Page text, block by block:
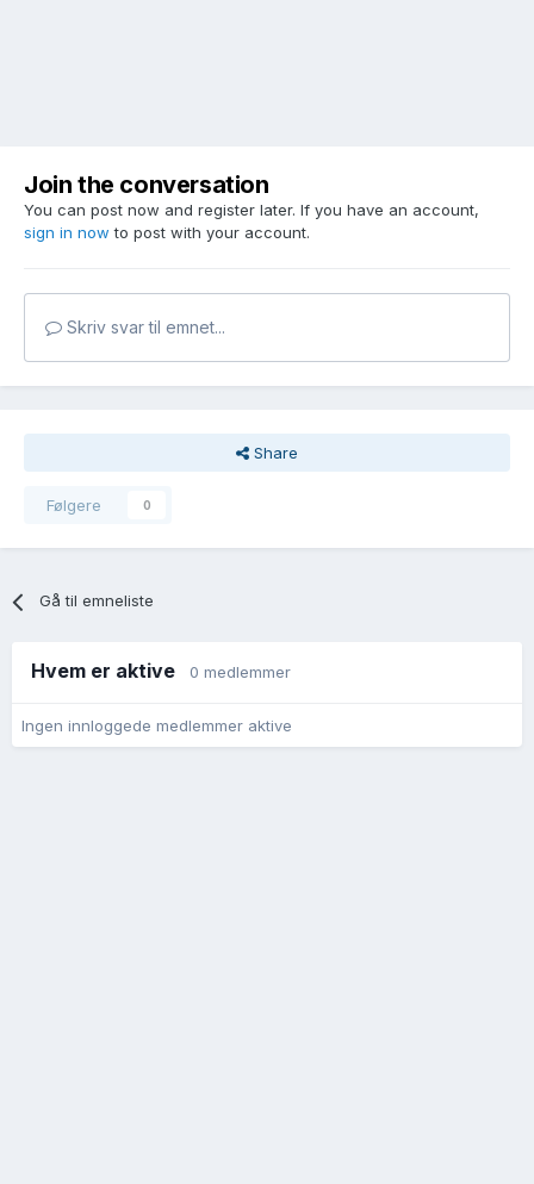
Join the conversation
You can post now and register later. If you have an account,
sign in now to post with your account.
Skriv svar til emnet...
Share
Følgere 0
Gå til emneliste
Hvem er aktive 0 medlemmer
Ingen innloggede medlemmer aktive